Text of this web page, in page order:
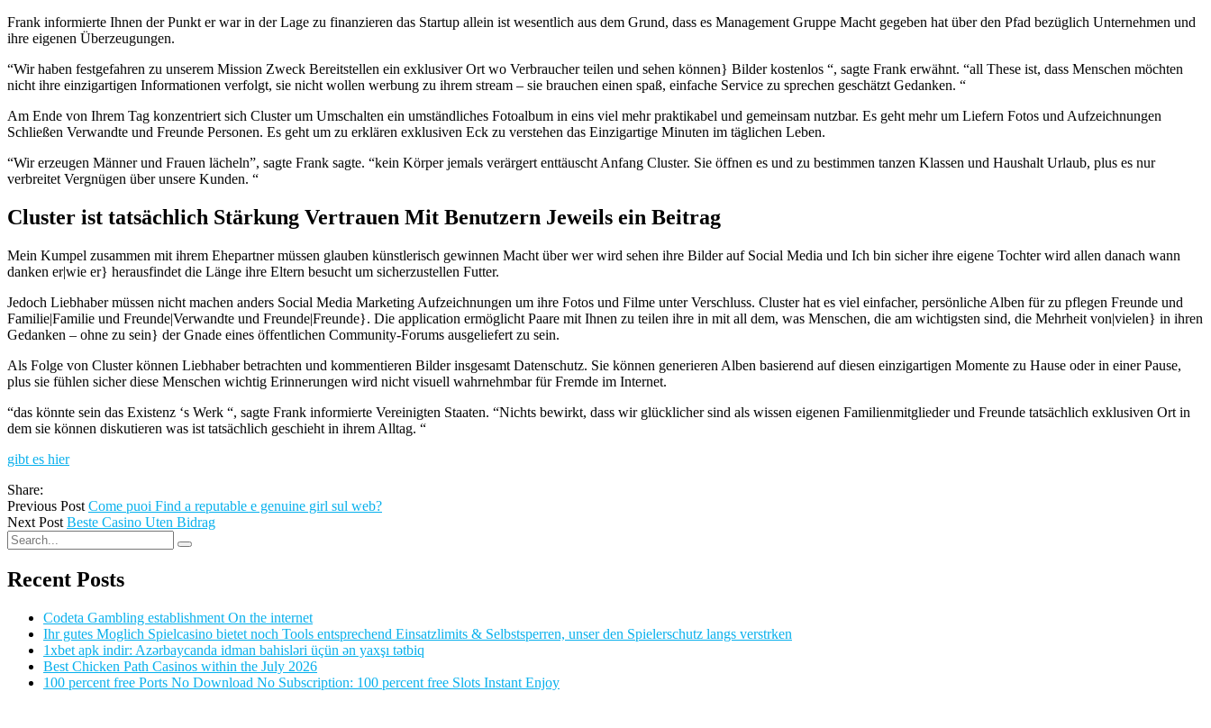
Frank informierte Ihnen der Punkt er war in der Lage zu finanzieren das Startup allein ist wesentlich aus dem Grund, dass es Management Gruppe Macht gegeben hat über den Pfad bezüglich Unternehmen und
ihre eigenen Überzeugungen.
“Wir haben festgefahren zu unserem Mission Zweck Bereitstellen ein exklusiver Ort wo Verbraucher teilen und sehen können} Bilder kostenlos “, sagte Frank erwähnt. “all These ist, dass Menschen möchten
nicht ihre einzigartigen Informationen verfolgt, sie nicht wollen werbung zu ihrem stream – sie brauchen einen spaß, einfache Service zu sprechen geschätzt Gedanken. “
Am Ende von Ihrem Tag konzentriert sich Cluster um Umschalten ein umständliches Fotoalbum in eins viel mehr praktikabel und gemeinsam nutzbar. Es geht mehr um Liefern Fotos und Aufzeichnungen
Schließen Verwandte und Freunde Personen. Es geht um zu erklären exklusiven Eck zu verstehen das Einzigartige Minuten im täglichen Leben.
“Wir erzeugen Männer und Frauen lächeln”, sagte Frank sagte. “kein Körper jemals verärgert enttäuscht Anfang Cluster. Sie öffnen es und zu bestimmen tanzen Klassen und Haushalt Urlaub, plus es nur
verbreitet Vergnügen über unsere Kunden. “
Cluster ist tatsächlich Stärkung Vertrauen Mit Benutzern Jeweils ein Beitrag
Mein Kumpel zusammen mit ihrem Ehepartner müssen glauben künstlerisch gewinnen Macht über wer wird sehen ihre Bilder auf Social Media und Ich bin sicher ihre eigene Tochter wird allen danach wann
danken er|wie er} herausfindet die Länge ihre Eltern besucht um sicherzustellen Futter.
Jedoch Liebhaber müssen nicht machen anders Social Media Marketing Aufzeichnungen um ihre Fotos und Filme unter Verschluss. Cluster hat es viel einfacher, persönliche Alben für zu pflegen Freunde und
Familie|Familie und Freunde|Verwandte und Freunde|Freunde}. Die application ermöglicht Paare mit Ihnen zu teilen ihre in mit all dem, was Menschen, die am wichtigsten sind, die Mehrheit von|vielen} in ihren
Gedanken – ohne zu sein} der Gnade eines öffentlichen Community-Forums ausgeliefert zu sein.
Als Folge von Cluster können Liebhaber betrachten und kommentieren Bilder insgesamt Datenschutz. Sie können generieren Alben basierend auf diesen einzigartigen Momente zu Hause oder in einer Pause,
plus sie fühlen sicher diese Menschen wichtig Erinnerungen wird nicht visuell wahrnehmbar für Fremde im Internet.
“das könnte sein das Existenz ‘s Werk “, sagte Frank informierte Vereinigten Staaten. “Nichts bewirkt, dass wir glücklicher sind als wissen eigenen Familienmitglieder und Freunde tatsächlich exklusiven Ort in
dem sie können diskutieren was ist tatsächlich geschieht in ihrem Alltag. “
gibt es hier
Share:
Previous Post Come puoi Find a reputable e genuine girl sul web?
Next Post Beste Casino Uten Bidrag
Recent Posts
Codeta Gambling establishment On the internet
Ihr gutes Moglich Spielcasino bietet noch Tools entsprechend Einsatzlimits & Selbstsperren, unser den Spielerschutz langs verstrken
1xbet apk indir: Azərbaycanda idman bahisləri üçün ən yaxşı tətbiq
Best Chicken Path Casinos within the July 2026
100 percent free Ports No Download No Subscription: 100 percent free Slots Instant Enjoy